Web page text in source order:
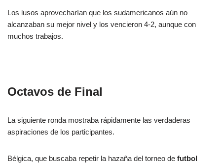
Los lusos aprovecharían que los sudamericanos aún no
alcanzaban su mejor nivel y los vencieron 4-2, aunque con
muchos trabajos.
Octavos de Final
La siguiente ronda mostraba rápidamente las verdaderas
aspiraciones de los participantes.
Bélgica, que buscaba repetir la hazaña del torneo de futbol